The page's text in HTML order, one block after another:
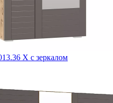
Х с зеркалом